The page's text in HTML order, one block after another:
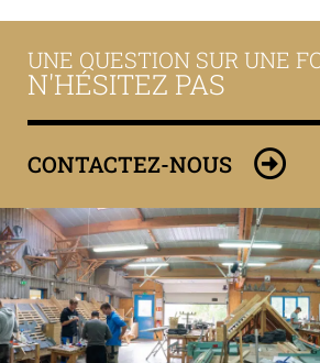
UNE QUESTION SUR UNE
N'HÉSITEZ PAS
CONTACTEZ-NOUS